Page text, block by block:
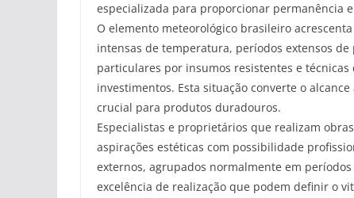
especializada para proporcionar permanência
O elemento meteorológico brasileiro
intensas de temperatura, períodos extensos
particulares por insumos resistentes e
investimentos. Esta situação converte o
crucial para produtos duradouros.
Especialistas e proprietários que realizam
aspirações estéticas com possibilidade
externos, agrupados normalmente em
excelência de realização que podem definir o